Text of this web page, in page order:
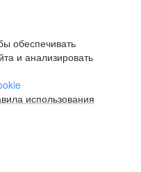
обеспечивать
и анализировать
использования